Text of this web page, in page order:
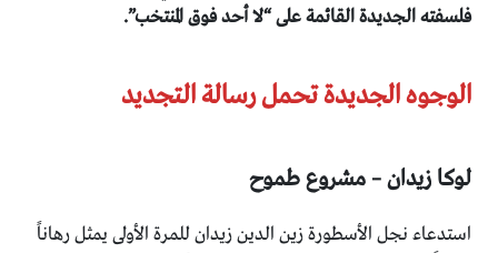
فلسفته الجديدة القائمة على “لا أحد فوق المنتخب”.
الوجوه الجديدة تحمل رسالة التجديد
لوكا زيدان – مشروع طموح
استدعاء نجل الأسطورة زين الدين زيدان للمرة الأولى يمثل رهاناً